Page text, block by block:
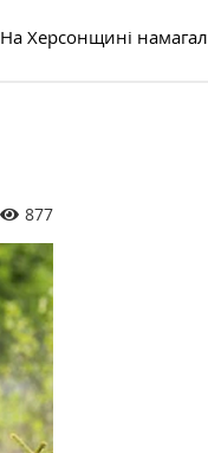
На Херсонщині
877